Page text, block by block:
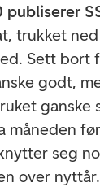
publiserer
trukket
Sett bort
godt,
måneden
seg
over